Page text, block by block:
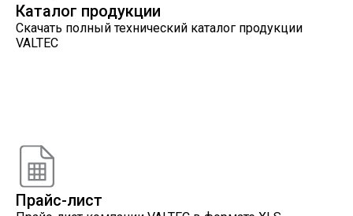
Каталог продукции
Скачать полный технический каталог продукции
VALTEC
Прайс-лист